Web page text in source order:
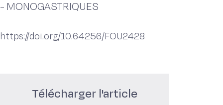
- MONOGASTRIQUES
https://doi.org/10.64256/FOU2428
Télécharger l'article